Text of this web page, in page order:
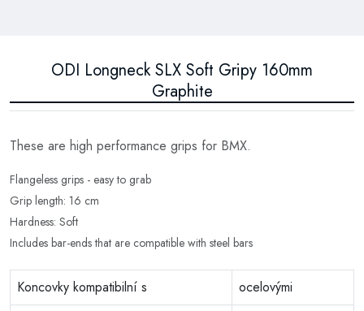
ODI Longneck SLX Soft Gripy 160mm
Graphite
These are high performance grips for BMX.
Flangeless grips - easy to grab
Grip length: 16 cm
Hardness: Soft
Includes bar-ends that are compatible with steel bars
Koncovky kompatibilní s
ocelovými